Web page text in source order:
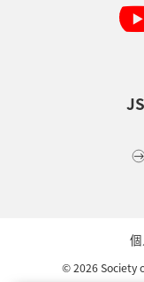
©2026Society